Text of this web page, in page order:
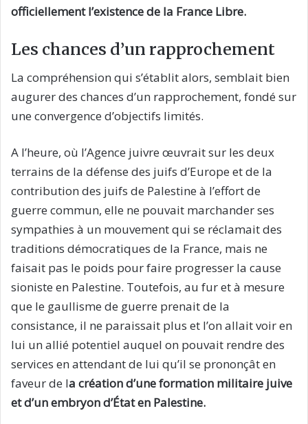
officiellement l’existence de la France Libre.
Les chances d’un rapprochement
La compréhension qui s’établit alors, semblait bien
augurer des chances d’un rapprochement, fondé sur
une convergence d’objectifs limités.
A l’heure, où l’Agence juivre œuvrait sur les deux
terrains de la défense des juifs d’Europe et de la
contribution des juifs de Palestine à l’effort de
guerre commun, elle ne pouvait marchander ses
sympathies à un mouvement qui se réclamait des
traditions démocratiques de la France, mais ne
faisait pas le poids pour faire progresser la cause
sioniste en Palestine. Toutefois, au fur et à mesure
que le gaullisme de guerre prenait de la
consistance, il ne paraissait plus et l’on allait voir en
lui un allié potentiel auquel on pouvait rendre des
services en attendant de lui qu’il se prononçât en
faveur de la création d’une formation militaire juive
et d’un embryon d’État en Palestine.